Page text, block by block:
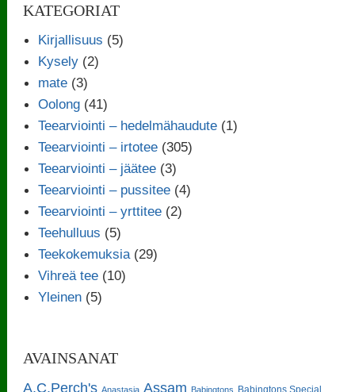
KATEGORIAT
Kirjallisuus (5)
Kysely (2)
mate (3)
Oolong (41)
Teearviointi – hedelmähaudute (1)
Teearviointi – irtotee (305)
Teearviointi – jäätee (3)
Teearviointi – pussitee (4)
Teearviointi – yrttitee (2)
Teehulluus (5)
Teekokemuksia (29)
Vihreä tee (10)
Yleinen (5)
AVAINSANAT
A.C.Perch's Anastasia Assam Babingtons Babingtons Special